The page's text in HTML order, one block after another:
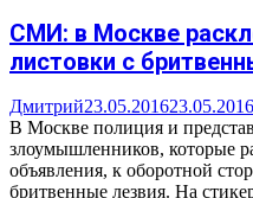
СМИ: в Москве
листовки с
Дмитрий23.05.201623.05.2016
В Москве полиция и
злоумышленников, которые
объявления, к оборотной
бритвенные лезвия. На